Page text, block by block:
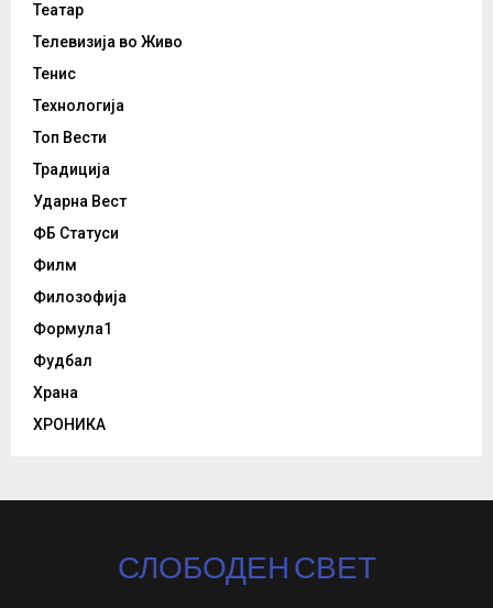
Театар
Телевизија во Живо
Тенис
Технологија
Топ Вести
Традиција
Ударна Вест
ФБ Статуси
Филм
Филозофија
Формула1
Фудбал
Храна
ХРОНИКА
СЛОБОДЕН СВЕТ